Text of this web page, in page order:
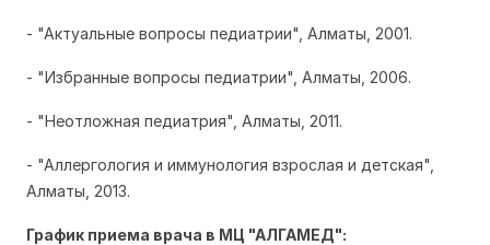
- "Актуальные вопросы педиатрии", Алматы, 2001.
- "Избранные вопросы педиатрии", Алматы, 2006.
- "Неотложная педиатрия", Алматы, 2011.
- "Аллергология и иммунология взрослая и детская",
Алматы, 2013.
График приема врача в МЦ "АЛГАМЕД":